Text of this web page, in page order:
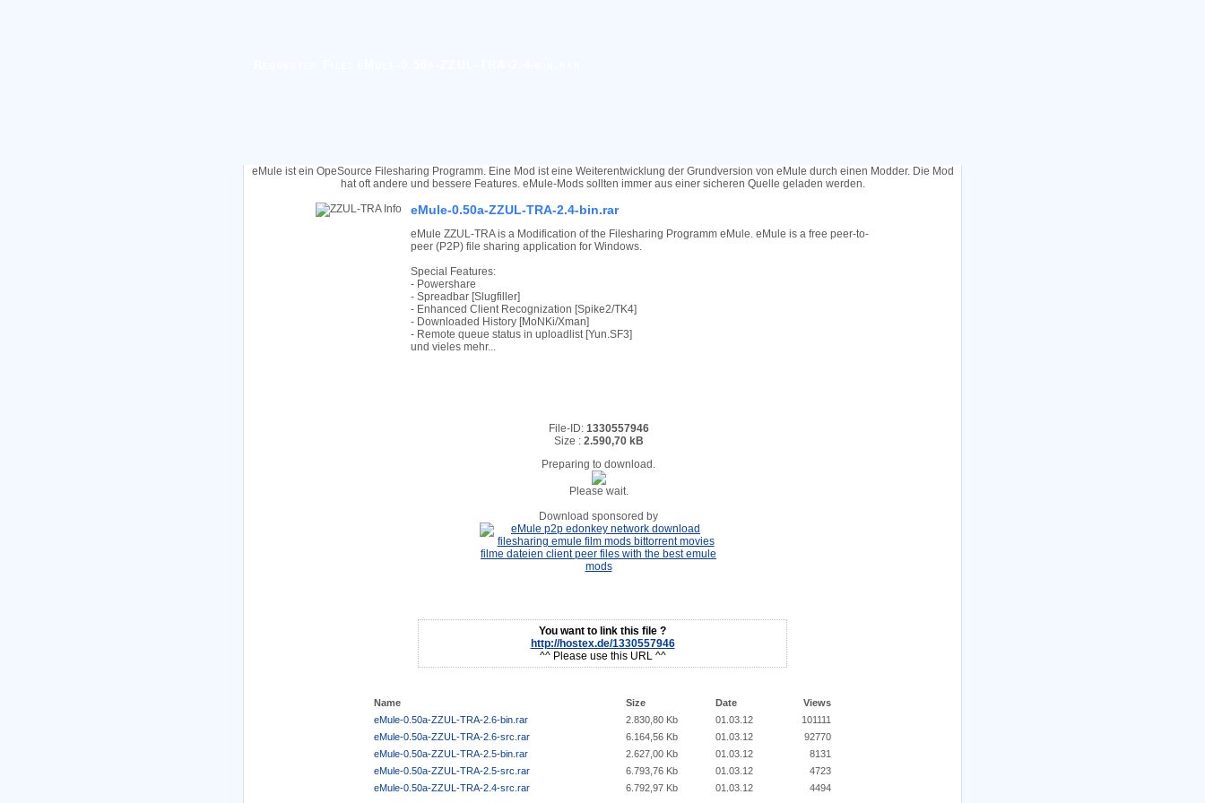
eMule ist ein OpeSource Filesharing Programm. Eine Mod ist eine Weiterentwicklung der Grundversion von eMule durch einen Modder. Die Mod
hat oft andere und bessere Features. eMule-Mods sollten immer aus einer sicheren Quelle geladen werden.
eMule-0.50a-ZZUL-TRA-2.4-bin.rar
eMule ZZUL-TRA is a Modification of the Filesharing Programm eMule. eMule is a free peer-to-
peer (P2P) file sharing application for Windows.
Special Features:
- Powershare
- Spreadbar [Slugfiller]
- Enhanced Client Recognization [Spike2/TK4]
- Downloaded History [MoNKi/Xman]
- Remote queue status in uploadlist [Yun.SF3]
und vieles mehr...
File-ID: 1330557946
Size : 2.590,70 kB
Preparing to download.
Please wait.
Download sponsored by
You want to link this file ?
http://hostex.de/1330557946
^^ Please use this URL ^^
Name Size Date
Views
eMule-0.50a-ZZUL-TRA-2.6-bin.rar
2.830,80 Kb 01.03.12
101111
eMule-0.50a-ZZUL-TRA-2.6-src.rar
6.164,56 Kb 01.03.12
92770
eMule-0.50a-ZZUL-TRA-2.5-bin.rar
2.627,00 Kb 01.03.12
8131
eMule-0.50a-ZZUL-TRA-2.5-src.rar
6.793,76 Kb 01.03.12
4723
eMule-0.50a-ZZUL-TRA-2.4-src.rar
6.792,97 Kb 01.03.12 4494